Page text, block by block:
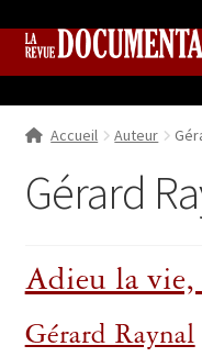
Aller
navigation
Aller
Qui sommes nous ?
Collection
Boutique
Accueil Auteur
Gérard
Adieu la
Gérard Raynal